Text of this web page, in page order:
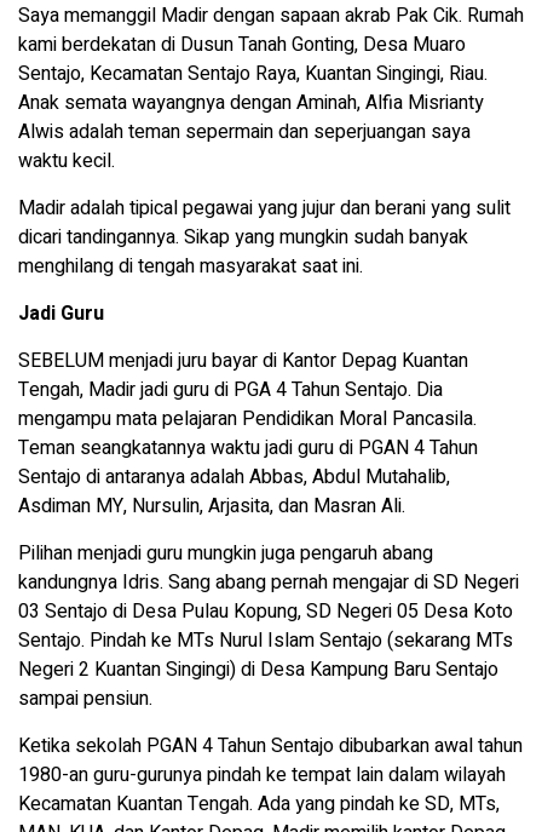
Saya memanggil Madir dengan sapaan akrab Pak Cik. Rumah
kami berdekatan di Dusun Tanah Gonting, Desa Muaro
Sentajo, Kecamatan Sentajo Raya, Kuantan Singingi, Riau.
Anak semata wayangnya dengan Aminah, Alfia Misrianty
Alwis adalah teman sepermain dan seperjuangan saya
waktu kecil.
Madir adalah tipical pegawai yang jujur dan berani yang sulit
dicari tandingannya. Sikap yang mungkin sudah banyak
menghilang di tengah masyarakat saat ini.
Jadi Guru
SEBELUM menjadi juru bayar di Kantor Depag Kuantan
Tengah, Madir jadi guru di PGA 4 Tahun Sentajo. Dia
mengampu mata pelajaran Pendidikan Moral Pancasila.
Teman seangkatannya waktu jadi guru di PGAN 4 Tahun
Sentajo di antaranya adalah Abbas, Abdul Mutahalib,
Asdiman MY, Nursulin, Arjasita, dan Masran Ali.
Pilihan menjadi guru mungkin juga pengaruh abang
kandungnya Idris. Sang abang pernah mengajar di SD Negeri
03 Sentajo di Desa Pulau Kopung, SD Negeri 05 Desa Koto
Sentajo. Pindah ke MTs Nurul Islam Sentajo (sekarang MTs
Negeri 2 Kuantan Singingi) di Desa Kampung Baru Sentajo
sampai pensiun.
Ketika sekolah PGAN 4 Tahun Sentajo dibubarkan awal tahun
1980-an guru-gurunya pindah ke tempat lain dalam wilayah
Kecamatan Kuantan Tengah. Ada yang pindah ke SD, MTs,